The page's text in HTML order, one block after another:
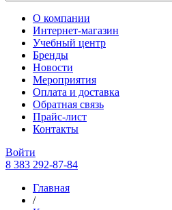
О компании
Интернет-магазин
Учебный центр
Бренды
Новости
Мероприятия
Оплата и доставка
Обратная связь
Прайс-лист
Контакты
Войти
8 383 292-87-84
Главная
/